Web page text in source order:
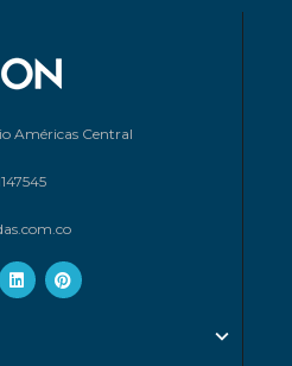
Américas Central